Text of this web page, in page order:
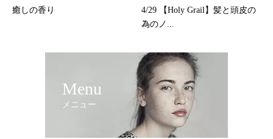
癒しの香り
4/29 【Holy Grail】髪と頭皮の
為のノ...
Menu
メニュー